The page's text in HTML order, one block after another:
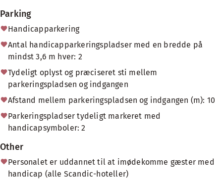
Parking
Handicapparkering
Antal handicapparkeringspladser med en bredde på
mindst 3,6 m hver: 2
Tydeligt oplyst og præciseret sti mellem
parkeringspladsen og indgangen
Afstand mellem parkeringspladsen og indgangen (m): 10
Parkeringspladser tydeligt markeret med
handicapsymboler: 2
Other
Personalet er uddannet til at imødekomme gæster med
handicap (alle Scandic-hoteller)